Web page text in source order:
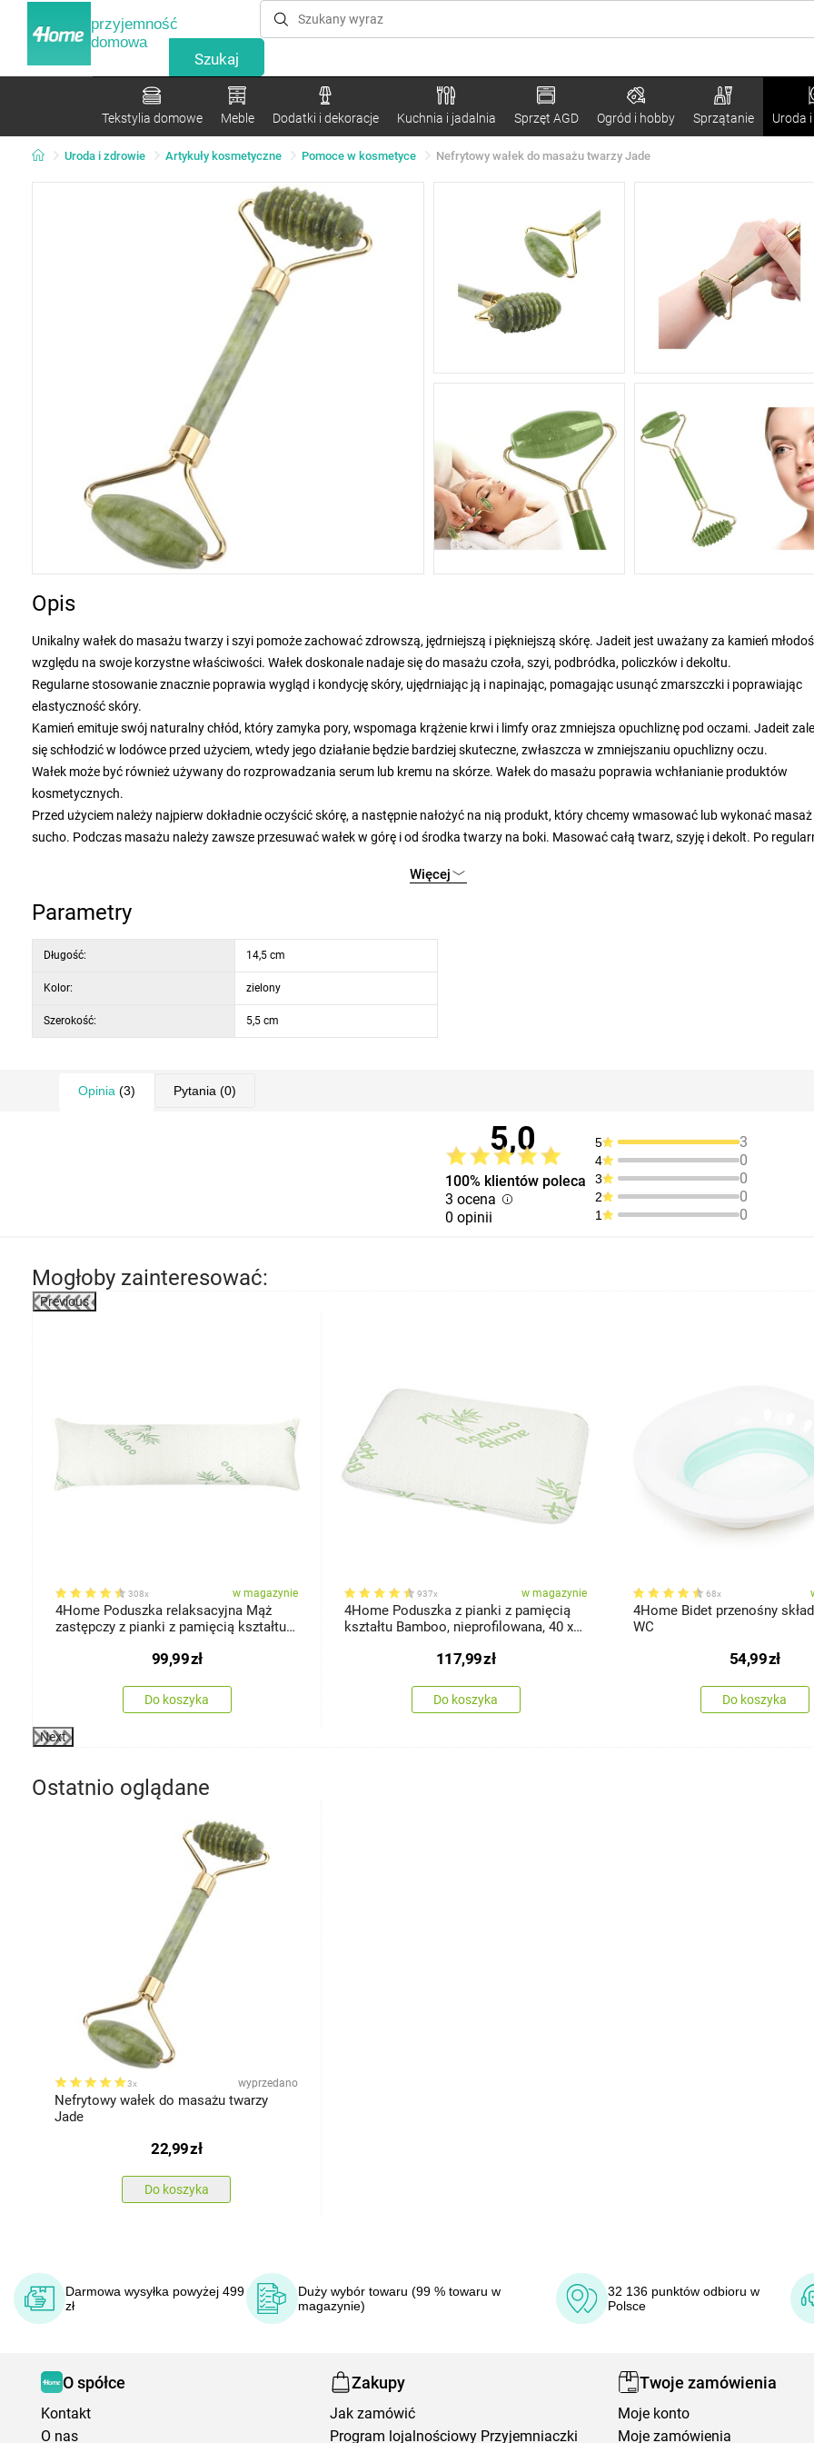
przyjemność
domowa
Tekstylia domowe Meble Dodatki i dekoracje Kuchnia i jadalnia Sprzęt AGD Ogród i hobby Sprzątanie Uroda
Uroda i zdrowie Artykuły kosmetyczne Pomoce w kosmetyce Nefrytowy wałek do masażu twarzy Jade
Opis
Unikalny wałek do masażu twarzy i szyi pomoże zachować zdrowszą, jędrniejszą i piękniejszą skórę. Jadeit jest uważany za kamień
względu na swoje korzystne właściwości. Wałek doskonale nadaje się do masażu czoła, szyi, podbródka, policzków i dekoltu.
Regularne stosowanie znacznie poprawia wygląd i kondycję skóry, ujędrniając ją i napinając, pomagając usunąć zmarszczki i poprawiając
elastyczność skóry.
Kamień emituje swój naturalny chłód, który zamyka pory, wspomaga krążenie krwi i limfy oraz zmniejsza opuchliznę pod oczami. Jadeit
się schłodzić w lodówce przed użyciem, wtedy jego działanie będzie bardziej skuteczne, zwłaszcza w zmniejszaniu opuchlizny oczu.
Wałek może być również używany do rozprowadzania serum lub kremu na skórze. Wałek do masażu poprawia wchłanianie produktów
kosmetycznych.
Przed użyciem należy najpierw dokładnie oczyścić skórę, a następnie nałożyć na nią produkt, który chcemy wmasować lub wykonać masaż
sucho. Podczas masażu należy zawsze przesuwać wałek w górę i od środka twarzy na boki. Masować całą twarz, szyję i dekolt. Po
Więcej
Parametry
Długość: 14,5 cm
Kolor: zielony
Szerokość: 5,5 cm
Opinia (3) Pytania (0)
5,0
100% klientów poleca
3 ocena
0 opinii
5 3
4 0
3 0
2 0
1 0
Mogłoby zainteresować:
Previous
308x w magazynie
4Home Poduszka relaksacyjna Mąż
zastępczy z pianki z pamięcią kształtu
99,99zł
Do koszyka
937x w magazynie
4Home Poduszka z pianki z pamięcią
kształtu Bamboo, nieprofilowana, 40 x
117,99zł
Do koszyka
68x
4Home Bidet przenośny
WC
54,99zł
Do koszyka
Next
Ostatnio oglądane
3x wyprzedano
Nefrytowy wałek do masażu twarzy
Jade
22,99zł
Do koszyka
Darmowa wysyłka powyżej 499
zł
Duży wybór towaru (99 % towaru w
magazynie)
32 136 punktów odbioru w
Polsce
O spółce
Kontakt
O nas
Zakupy
Jak zamówić
Program lojalnościowy Przyjemniaczki
Twoje zamówienia
Moje konto
Moje zamówienia